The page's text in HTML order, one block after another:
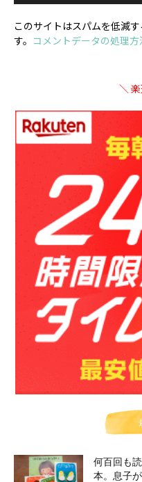
このサイトはスパムを低減
す。 コメントデータの処理
＼
何百回も
本。息子